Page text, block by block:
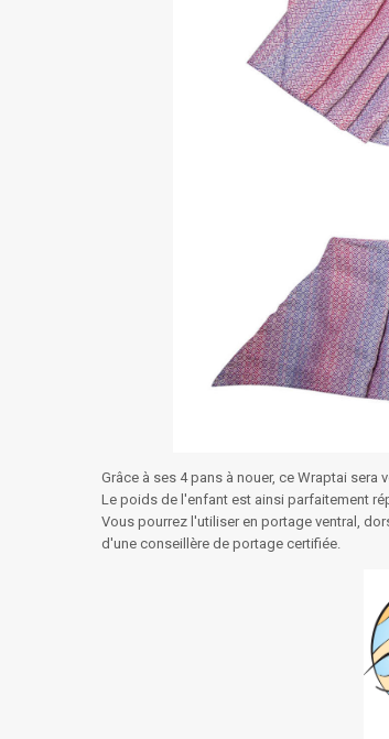
Grâce à ses 4 pans à nouer, ce Wraptai
Le poids de l'enfant est ainsi parfaitement
Vous pourrez l'utiliser en portage ventral,
d'une conseillère de portage certifiée.